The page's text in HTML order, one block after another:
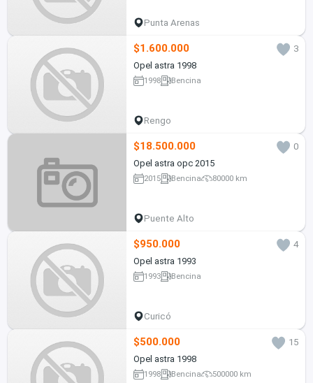
Punta Arenas
$1.600.000
3
Opel astra 1998
1998 Bencina
Rengo
$18.500.000
0
Opel astra opc 2015
2015 Bencina 80000 km
Puente Alto
$950.000
4
Opel astra 1993
1993 Bencina
Curicó
$500.000
15
Opel astra 1998
1998 Bencina 500000 km